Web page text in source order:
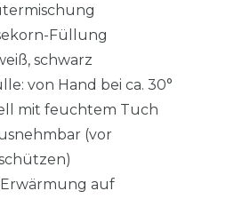
Füllung
schwarz
von Hand bei ca. 30°
mit feuchtem Tuch
(vor
auf